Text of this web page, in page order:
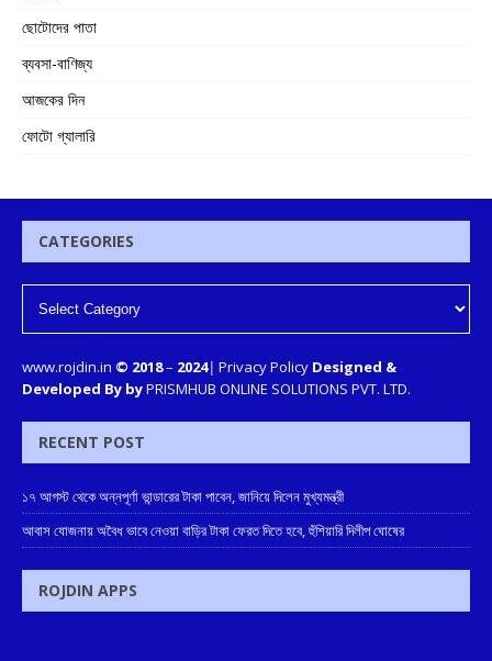
ছোটোদের পাতা
ব্যবসা-বাণিজ্য
আজকের দিন
ফোটো গ্যালারি
CATEGORIES
www.rojdin.in © 2018– 2024| Privacy Policy Designed &
Developed By byPRISMHUB ONLINE SOLUTIONS PVT. LTD.
RECENT POST
১৭ আগস্ট থেকে অন্নপূর্ণা ভান্ডারের টাকা পাবেন, জানিয়ে দিলেন মুখ্যমন্ত্রী
আবাস যোজনায় অবৈধ ভাবে নেওয়া বাড়ির টাকা ফেরত দিতে হবে, হুঁশিয়ারি দিলীপ ঘোষের
ROJDIN APPS